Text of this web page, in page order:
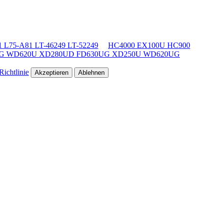
L75-A81 LT-46249 LT-52249
HC4000 EX100U HC900
WD620U XD280UD FD630UG XD250U WD620UG
Akzeptieren Ablehnen